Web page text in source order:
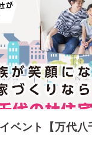
ベント【万代八